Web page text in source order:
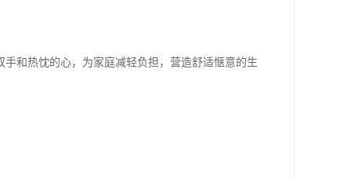
和热忱的心，为家庭减轻负担，营造舒适惬意的生